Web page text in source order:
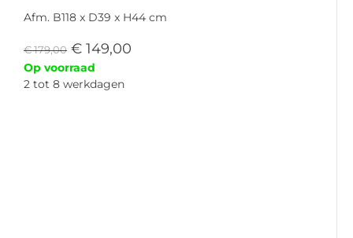
Afm. B118 x D39 x H44 cm
€179,00 € 149,00
Op voorraad
2 tot 8 werkdagen